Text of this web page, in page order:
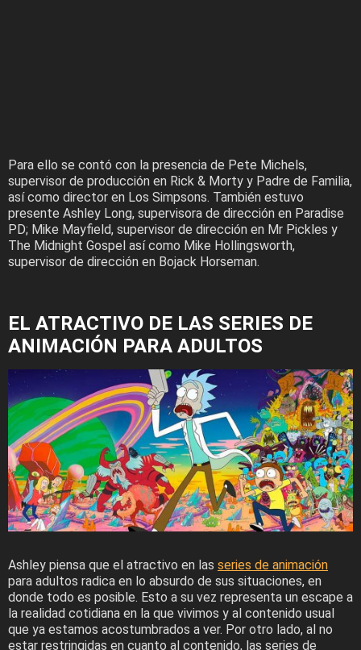
Para ello se contó con la presencia de Pete Michels,
supervisor de producción en Rick & Morty y Padre de Familia,
así como director en Los Simpsons. También estuvo
presente Ashley Long, supervisora de dirección en Paradise
PD; Mike Mayfield, supervisor de dirección en Mr Pickles y
The Midnight Gospel así como Mike Hollingsworth,
supervisor de dirección en Bojack Horseman.
EL ATRACTIVO DE LAS SERIES DE
ANIMACIÓN PARA ADULTOS
Ashley piensa que el atractivo en las series de animación
para adultos radica en lo absurdo de sus situaciones, en
donde todo es posible. Esto a su vez representa un escape a
la realidad cotidiana en la que vivimos y al contenido usual
que ya estamos acostumbrados a ver. Por otro lado, al no
estar restringidas en cuanto al contenido, las series de